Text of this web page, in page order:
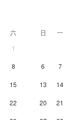
六
1
8
15
22
日 一
6 7
13 14
20 21